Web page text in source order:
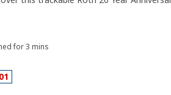
for 3 mins
01